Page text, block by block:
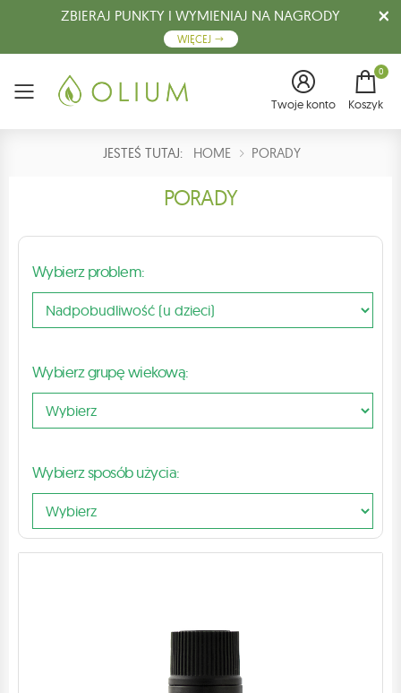
ZBIERAJ PUNKTY I WYMIENIAJ NA NAGRODY
WIĘCEJ
Menu Twoje konto
0
Koszyk
JESTEŚ TUTAJ: HOME PORADY
PORADY
Wybierz problem:
Wybierz grupę wiekową:
Wybierz sposób użycia: